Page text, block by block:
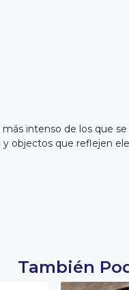
intenso de los que
objectos que reflejen
También